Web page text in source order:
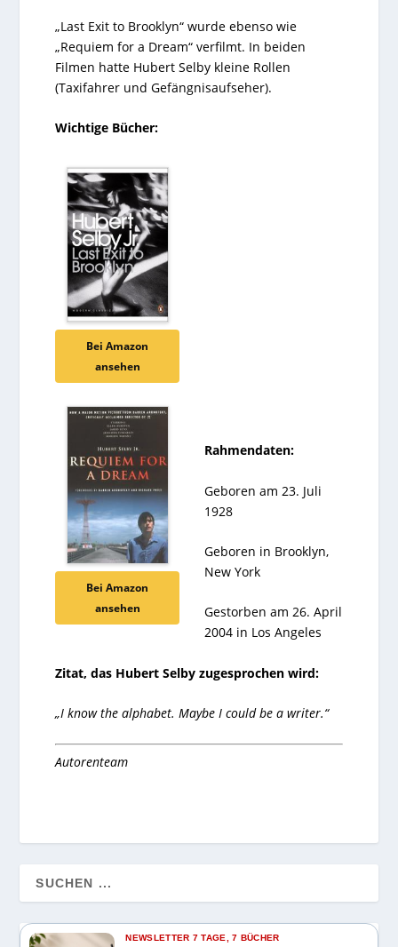
„Last Exit to Brooklyn“ wurde ebenso wie
„Requiem for a Dream“ verfilmt. In beiden
Filmen hatte Hubert Selby kleine Rollen
(Taxifahrer und Gefängnisaufseher).
Wichtige Bücher:
Bei Amazon
ansehen
Bei Amazon
ansehen
Rahmendaten:
Geboren am 23. Juli
1928
Geboren in Brooklyn,
New York
Gestorben am 26. April
2004 in Los Angeles
Zitat, das Hubert Selby zugesprochen wird:
„I know the alphabet. Maybe I could be a writer.“
Autorenteam
NEWSLETTER 7 TAGE, 7 BÜCHER